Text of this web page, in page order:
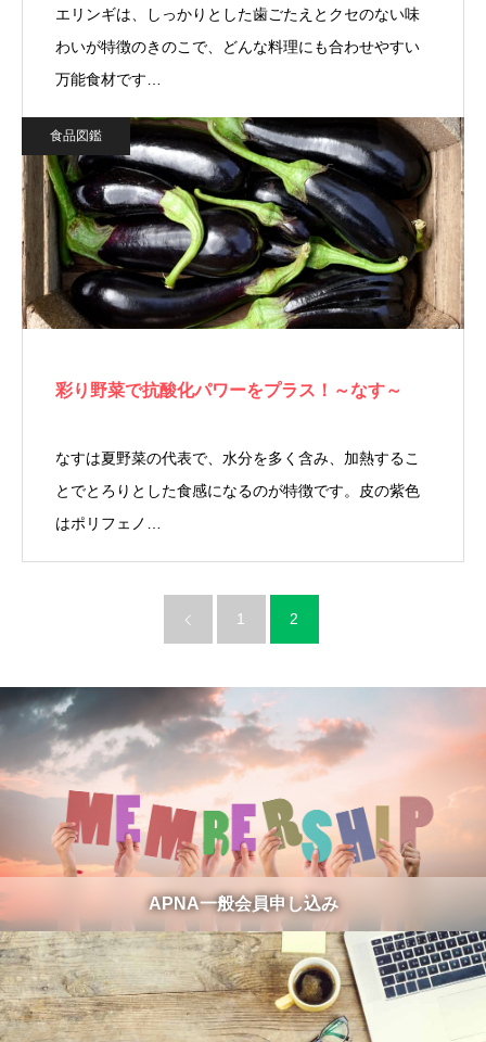
エリンギは、しっかりとした歯ごたえとクセのない味
わいが特徴のきのこで、どんな料理にも合わせやすい
万能食材です…
食品図鑑
彩り野菜で抗酸化パワーをプラス！～なす～
なすは夏野菜の代表で、水分を多く含み、加熱するこ
とでとろりとした食感になるのが特徴です。皮の紫色
はポリフェノ…
1 2
APNA一般会員申し込み